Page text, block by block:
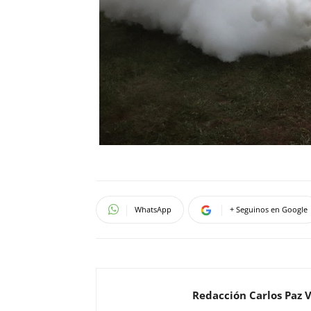
WhatsApp + Seguinos en Google
Redacción Carlos Paz